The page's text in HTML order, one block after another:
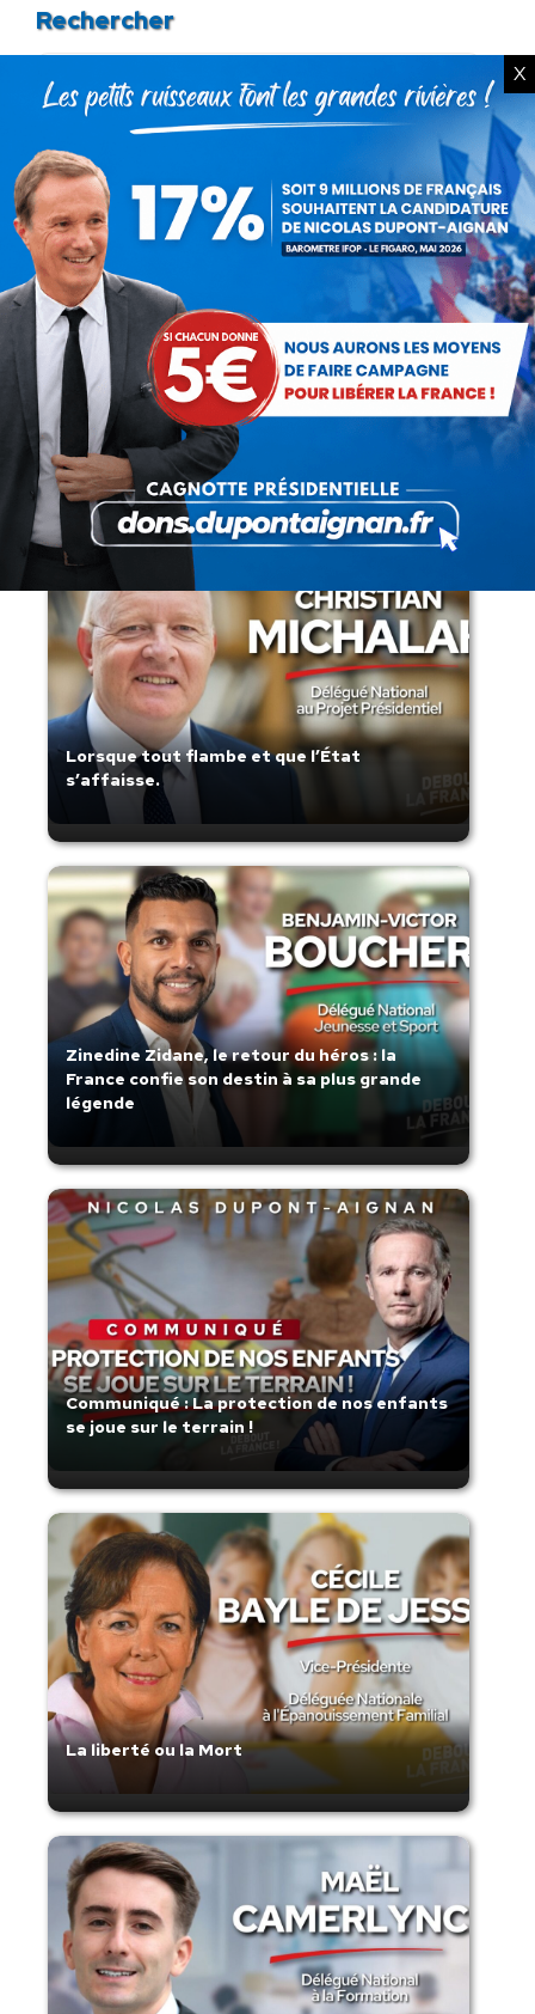
Rechercher
Articles récents
Présomption de légitimité de l’usage des
armes par les forces de l’ordre
Lorsque tout flambe et que l’État
s’affaisse.
Zinedine Zidane, le retour du héros : la
France confie son destin à sa plus grande
légende
Communiqué : La protection de nos enfants
se joue sur le terrain !
La liberté ou la Mort
X